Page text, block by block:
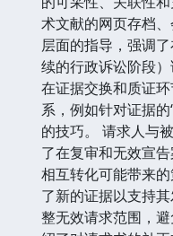
术文献的网页存档
层面的指导，强调
续的行政诉讼阶段
在证据交换和质证
系，例如针对证据的
的技巧。 请求人与
了在复审和无效宣
相互转化可能带来
了新的证据以支持
整无效请求范围，